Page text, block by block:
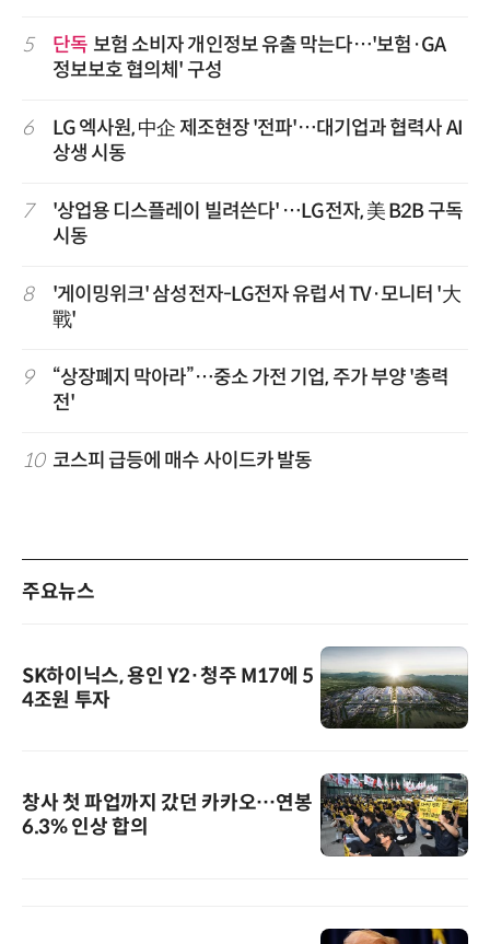
5 단독 보험 소비자 개인정보 유출 막는다…'보험·GA
정보보호 협의체' 구성
6
LG 엑사원, 中企 제조현장 '전파'…대기업과 협력사 AI
상생 시동
7
'상업용 디스플레이 빌려쓴다' …LG전자, 美 B2B 구독
시동
8
'게이밍위크' 삼성전자-LG전자 유럽서 TV·모니터 '大
戰'
9
“상장폐지 막아라”…중소 가전 기업, 주가 부양 '총력
전'
10 코스피 급등에 매수 사이드카 발동
주요뉴스
SK하이닉스, 용인 Y2·청주 M17에 5
4조원 투자
창사 첫 파업까지 갔던 카카오…연봉
6.3% 인상 합의